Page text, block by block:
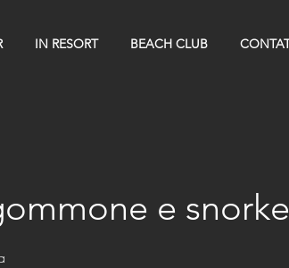
IN RESORT BEACH CLUB
e